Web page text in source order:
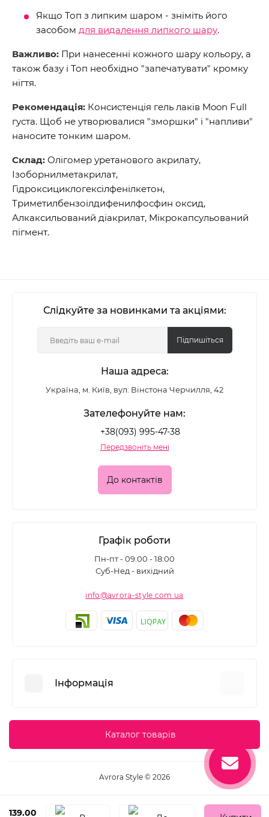
139.00
Якщо Топ з липким шаром - зніміть його
засобом для видалення липкого шару.
Важливо: При нанесенні кожного шару кольору, а
також базу і Топ необхідно "запечатувати" кромку
нігтя.
Рекомендація: Консистенція гель лаків Moon Full
густа. Щоб не утворювалися "зморшки" і "напливи"
наносите тонким шаром.
Склад: Олігомер уретанового акрилату,
Ізоборнилметакрилат,
Гідроксициклогексілфенілкетон,
Триметилбензоілдифенилфосфин оксид,
Алкаксильований діакрилат, Мікрокапсульований
пігмент.
Слідкуйте за новинками та акціями:
Підпишіться
Наша адреса:
Україна, м. Київ, вул. Вінстона Черчилля, 42
Зателефонуйте нам:
+38(093) 995-47-38
Передзвоніть мені
До контактів
Графік роботи
Пн-пт - 09:00 - 18:00
Суб-Нед - вихідний
info@avrora-style.com.ua
Інформація
Угода користувача
Повернення товару
Карта сайту
Каталог товарів
Avrora Style © 2026